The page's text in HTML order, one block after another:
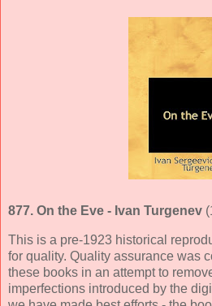
877. On the Eve - Ivan Turgenev
This is a pre-1923 historical
for quality. Quality assurance was
these books in an attempt to
imperfections introduced by the